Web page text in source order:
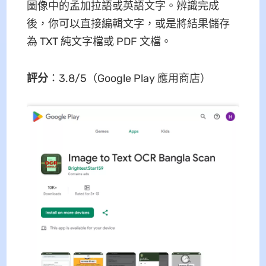
圖像中的孟加拉語或英語文字。辨識完成
後，你可以直接編輯文字，或是將結果儲存
為 TXT 純文字檔或 PDF 文檔。
評分：3.8/5（Google Play 應用商店）